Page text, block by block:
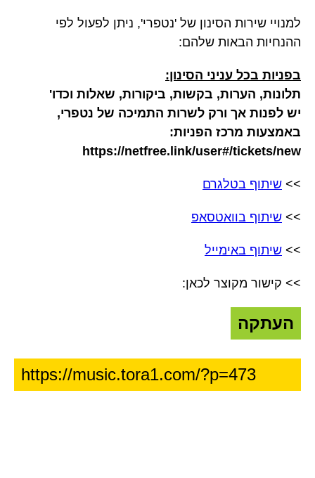
למנויי שירות הסינון של 'נטפרי', ניתן לפעול לפי
ההנחיות הבאות שלהם:
בפניות בכל עניני הסינון:
תלונות, הערות, בקשות, ביקורות, שאלות וכדו'
יש לפנות אך ורק לשרות התמיכה של נטפרי,
באמצעות מרכז הפניות:
https://netfree.link/user#/tickets/new
>> שיתוף בטלגרם
>> שיתוף בוואטסאפ
>> שיתוף באימייל
>> קישור מקוצר לכאן:
העתקה